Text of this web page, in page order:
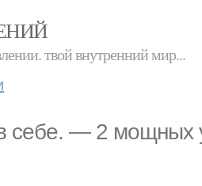
твой внутренний мир...
себе. — 2 мощных